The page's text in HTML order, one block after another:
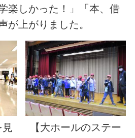
楽しかった！」「本、借
が上がりました。
見
【大ホールのステー